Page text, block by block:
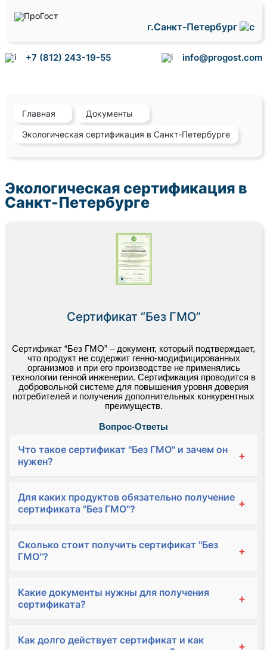
г.Санкт-Петербург
+7 (812) 243-19-55 info@progost.com
Главная Документы
Экологическая сертификация в Санкт-Петербурге
Экологическая сертификация в
Санкт-Петербурге
Сертификат “Без ГМО”
Сертификат “Без ГМО” – документ, который подтверждает,
что продукт не содержит генно-модифицированных
организмов и при его производстве не применялись
технологии генной инженерии. Сертификация проводится в
добровольной системе для повышения уровня доверия
потребителей и получения дополнительных конкурентных
преимуществ.
Вопрос-Ответы
Что такое сертификат "Без ГМО" и зачем он
нужен?
+
Для каких продуктов обязательно получение
сертификата "Без ГМО"?
+
Сколько стоит получить сертификат "Без
ГМО"?
+
Какие документы нужны для получения
сертификата?
+
Как долго действует сертификат и как
+